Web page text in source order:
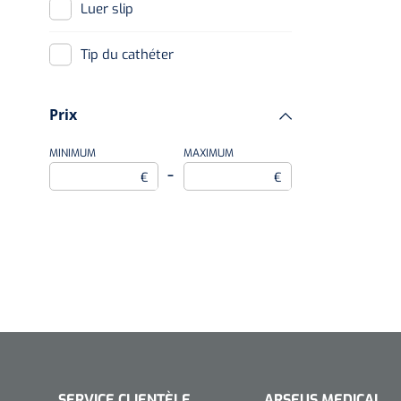
Luer slip
Tip du cathéter
Prix
MINIMUM
€ –
MAXIMUM
€